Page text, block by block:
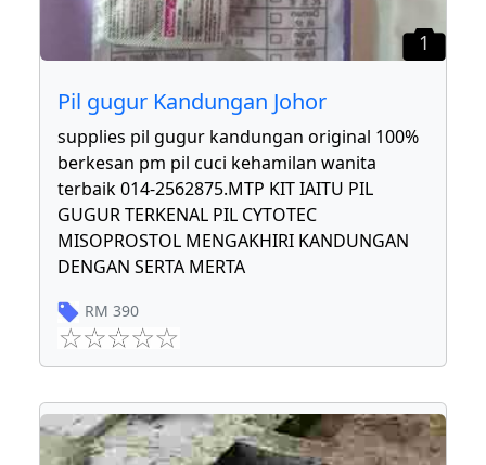
1
Pil gugur Kandungan Johor
supplies pil gugur kandungan original 100%
berkesan pm pil cuci kehamilan wanita
terbaik 014-2562875.MTP KIT IAITU PIL
GUGUR TERKENAL PIL CYTOTEC
MISOPROSTOL MENGAKHIRI KANDUNGAN
DENGAN SERTA MERTA
RM 390